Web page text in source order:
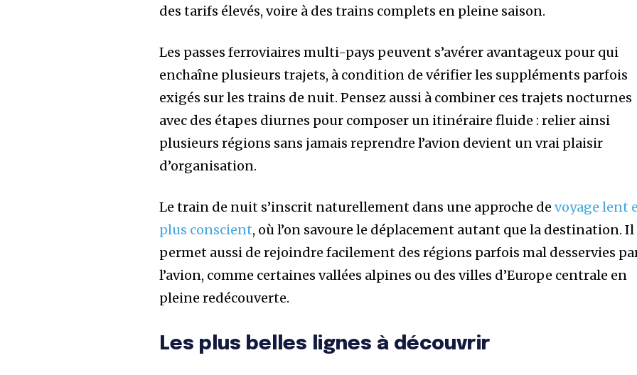
des tarifs élevés, voire à des trains complets en pleine saison.
Les passes ferroviaires multi-pays peuvent s’avérer avantageux pour qui
enchaîne plusieurs trajets, à condition de vérifier les suppléments parfois
exigés sur les trains de nuit. Pensez aussi à combiner ces trajets nocturnes
avec des étapes diurnes pour composer un itinéraire fluide : relier ainsi
plusieurs régions sans jamais reprendre l’avion devient un vrai plaisir
d’organisation.
Le train de nuit s’inscrit naturellement dans une approche devoyage lent
plus conscient, où l’on savoure le déplacement autant que la destination. Il
permet aussi de rejoindre facilement des régions parfois mal desservies
l’avion, comme certaines vallées alpines ou des villes d’Europe centrale en
pleine redécouverte.
Les plus belles lignes à découvrir